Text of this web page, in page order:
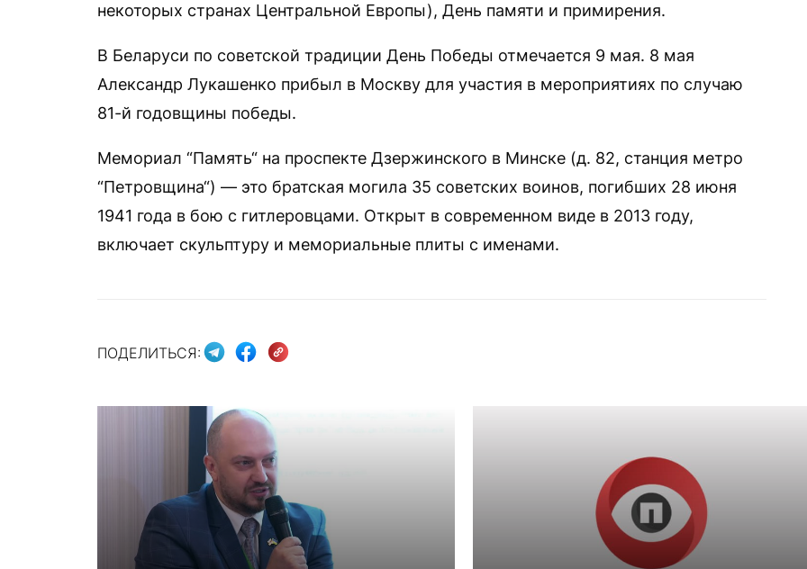
некоторых странах Центральной Европы), День памяти и примирения.
В Беларуси по советской традиции День Победы отмечается 9 мая. 8 мая
Александр Лукашенко прибыл в Москву для участия в мероприятиях по случаю
81-й годовщины победы.
Мемориал “Память“ на проспекте Дзержинского в Минске (д. 82, станция метро
“Петровщина“) — это братская могила 35 советских воинов, погибших 28 июня
1941 года в бою с гитлеровцами. Открыт в современном виде в 2013 году,
включает скульптуру и мемориальные плиты с именами.
ПОДЕЛИТЬСЯ: